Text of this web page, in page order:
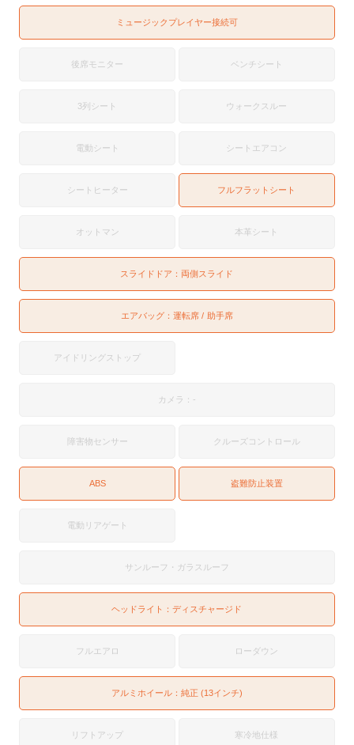
ミュージックプレイヤー接続可
後席モニター ベンチシート
3列シート ウォークスルー
電動シート シートエアコン
シートヒーター フルフラットシート
オットマン 本革シート
スライドドア： 両側スライド
エアバッグ： 運転席 助手席
アイドリングストップ
カメラ：-
障害物センサー クルーズコントロール
ABS 盗難防止装置
電動リアゲート
サンルーフ・ガラスルーフ
ヘッドライト：ディスチャージド
フルエアロ ローダウン
アルミホイール：純正 (13インチ)
リフトアップ 寒冷地仕様